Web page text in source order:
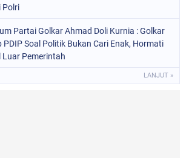
Polri
Partai Golkar Ahmad Doli Kurnia : Golkar
PDIP Soal Politik Bukan Cari Enak, Hormati
Luar Pemerintah
LANJUT »